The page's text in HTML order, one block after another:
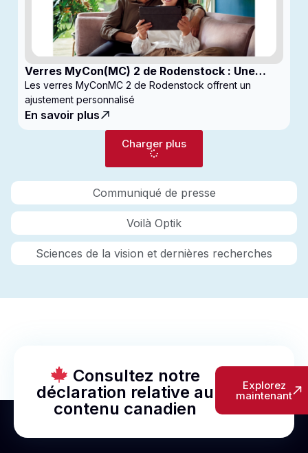
Communiqué de presse
Voilà Optik
Sciences de la vision et dernières recherches
Verres MyCon(MC) 2 de Rodenstock : Une
nouvelle génération de verres pour
enfantsconçus pour le contrôle de la myopie
Les verres MyConMC 2 de Rodenstock offrent un
ajustement personnalisé
En savoir plus
Charger plus
Consultez notre
déclaration relative au
contenu canadien
Explorez
maintenant